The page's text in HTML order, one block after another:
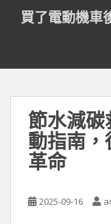
t
買了電動機車
節水減
動指南
革命
2025-09-16